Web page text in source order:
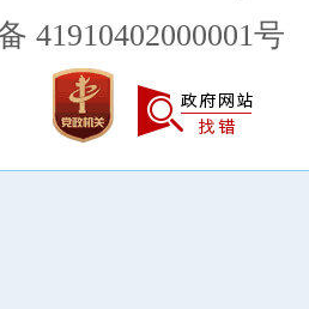
41910402000001号